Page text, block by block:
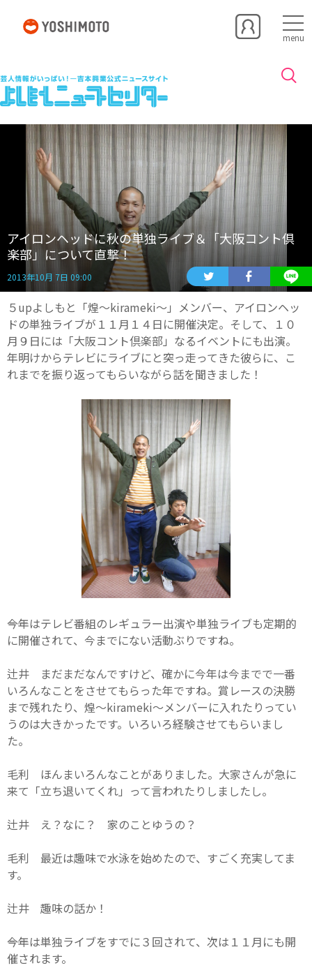
menu
アイロンヘッドに秋の単独ライブ＆「大阪コント倶
楽部」について直撃！
2013年10月 7日 09:00
５upよしもと「煌～kirameki～」メンバー、アイロンヘッ
ドの単独ライブが１１月１４日に開催決定。そして、１０
月９日には「大阪コント倶楽部」なるイベントにも出演。
年明けからテレビにライブにと突っ走ってきた彼らに、こ
れまでを振り返ってもらいながら話を聞きました！
――今年はテレビ番組のレギュラー出演や単独ライブも定期的
に開催されて、今までにない活動ぶりですね。
辻井 まだまだなんですけど、確かに今年は今までで一番
いろんなことをさせてもらった年ですね。賞レースの決勝
まで残れたり、煌～kirameki～メンバーに入れたりってい
うのは大きかったです。いろいろ経験させてもらいまし
た。
毛利 ほんまいろんなことがありました。大家さんが急に
来て「立ち退いてくれ」って言われたりしましたし。
辻井 え？なに？ 家のことゆうの？
毛利 最近は趣味で水泳を始めたので、すごく充実してま
す。
辻井 趣味の話か！
――今年は単独ライブをすでに３回されて、次は１１月にも開
催されます。